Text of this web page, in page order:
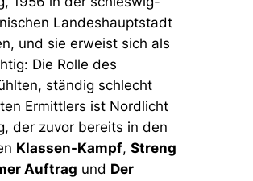
Landeshauptstadt
und sie erweist sich als
Die Rolle des
ständig schlecht
Ermittlers ist Nordlicht
der zuvor bereits in den
Klassen-Kampf, Streng
Auftrag und Der